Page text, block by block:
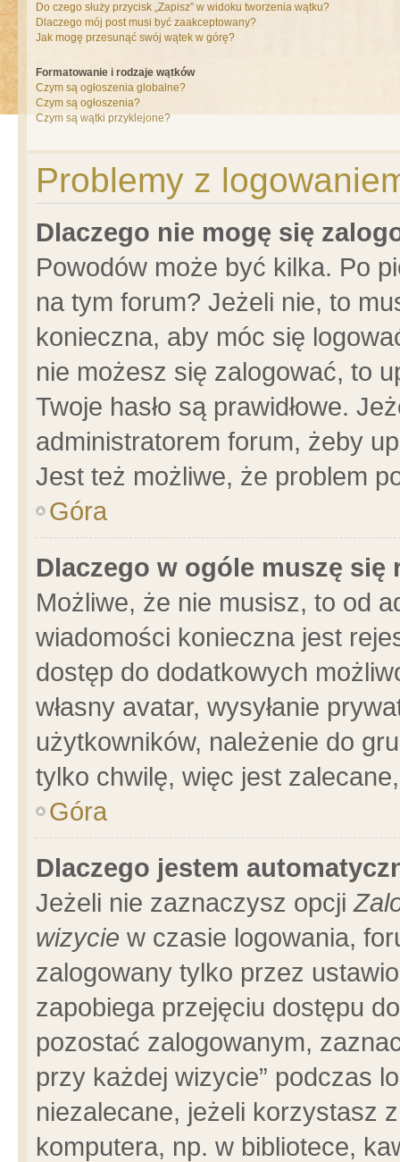
Do czego służy przycisk „Zapisz” w widoku tworzenia wątku?
Dlaczego mój post musi być zaakceptowany?
Jak mogę przesunąć swój wątek w górę?
Formatowanie i rodzaje wątków
Czym są ogłoszenia globalne?
Czym są ogłoszenia?
Czym są wątki przyklejone?
Problemy z
Dlaczego nie mogę się
Powodów może być kilka. Po
na tym forum? Jeżeli nie, to
konieczna, aby móc się
nie możesz się zalogować, to
Twoje hasło są prawidłowe.
administratorem forum, żeby
Jest też możliwe, że problem
Góra
Dlaczego w ogóle muszę się
Możliwe, że nie musisz, to od
wiadomości konieczna jest
dostęp do dodatkowych
własny avatar, wysyłanie
użytkowników, należenie do
tylko chwilę, więc jest
Góra
Dlaczego jestem
Jeżeli nie zaznaczysz opcji
wizycie w czasie logowania,
zalogowany tylko przez
zapobiega przejęciu dostępu
pozostać zalogowanym,
przy każdej wizycie” podczas
niezalecane, jeżeli korzystasz
komputera, np. w bibliotece,